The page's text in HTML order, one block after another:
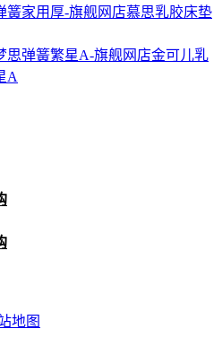
慕思乳胶床垫
金可儿乳
A
地图